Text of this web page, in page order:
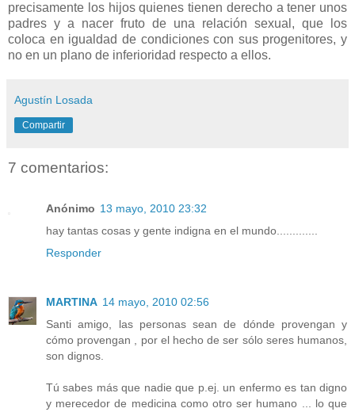
precisamente los hijos quienes tienen derecho a tener unos
padres y a nacer fruto de una relación sexual, que los
coloca en igualdad de condiciones con sus progenitores, y
no en un plano de inferioridad respecto a ellos.
Agustín Losada
Compartir
7 comentarios:
Anónimo 13 mayo, 2010 23:32
hay tantas cosas y gente indigna en el mundo.............
Responder
MARTINA 14 mayo, 2010 02:56
Santi amigo, las personas sean de dónde provengan y
cómo provengan , por el hecho de ser sólo seres humanos,
son dignos.
Tú sabes más que nadie que p.ej. un enfermo es tan digno
y merecedor de medicina como otro ser humano ... lo que